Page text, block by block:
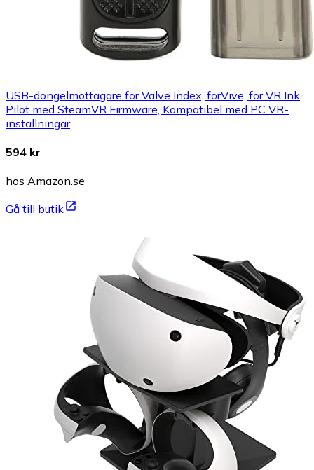
USB-dongelmottagare för Valve Index, förVive, för VR Ink
Pilot med SteamVR Firmware, Kompatibel med PC VR-
inställningar
594 kr
hos Amazon.se
Gå till butik